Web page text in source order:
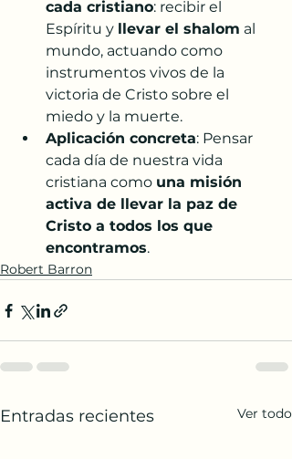
cada cristiano: recibir el
Espíritu y llevar el shalom al
mundo, actuando como
instrumentos vivos de la
victoria de Cristo sobre el
miedo y la muerte.
Aplicación concreta: Pensar
cada día de nuestra vida
cristiana como una misión
activa de llevar la paz de
Cristo a todos los que
encontramos.
Robert Barron
Entradas recientes Ver todo